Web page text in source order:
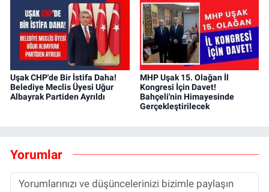
Uşak CHP'de Bir İstifa Daha!
Belediye Meclis Üyesi Uğur
Albayrak Partiden Ayrıldı
MHP Uşak 15. Olağan İl
Kongresi İçin Davet!
Bahçeli'nin Himayesinde
Gerçekleştirilecek
Yorumlar